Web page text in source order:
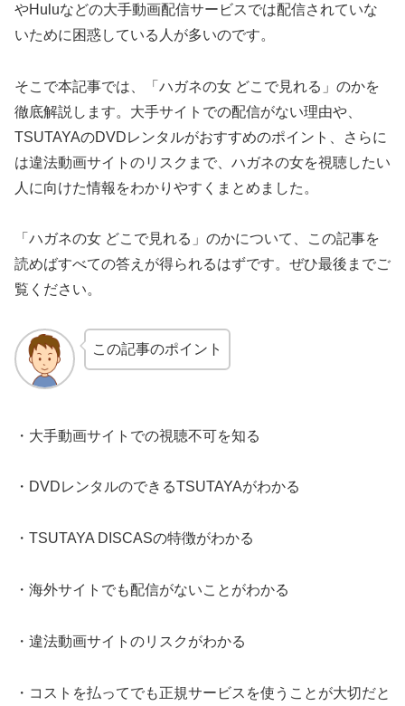
やHuluなどの大手動画配信サービスでは配信されていな
いために困惑している人が多いのです。
そこで本記事では、「ハガネの女 どこで見れる」のかを
徹底解説します。大手サイトでの配信がない理由や、
TSUTAYAのDVDレンタルがおすすめのポイント、さらに
は違法動画サイトのリスクまで、ハガネの女を視聴したい
人に向けた情報をわかりやすくまとめました。
「ハガネの女 どこで見れる」のかについて、この記事を
読めばすべての答えが得られるはずです。ぜひ最後までご
覧ください。
この記事のポイント
・大手動画サイトでの視聴不可を知る
・DVDレンタルのできるTSUTAYAがわかる
・TSUTAYA DISCASの特徴がわかる
・海外サイトでも配信がないことがわかる
・違法動画サイトのリスクがわかる
・コストを払ってでも正規サービスを使うことが大切だと